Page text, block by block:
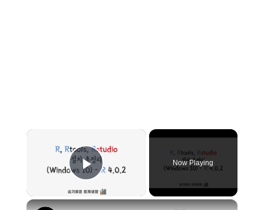
×
Play Video
Now Playing
×